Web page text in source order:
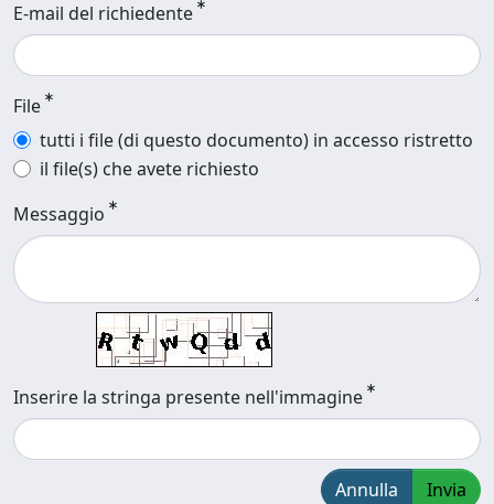
E-mail del richiedente
File
tutti i file (di questo documento) in accesso ristretto
il file(s) che avete richiesto
Messaggio
Inserire la stringa presente nell'immagine
Annulla Invia